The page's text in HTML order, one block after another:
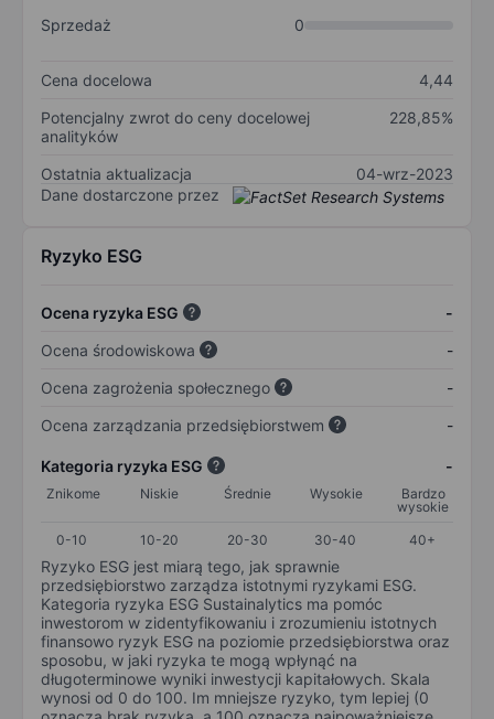
Sprzedaż
0
Cena docelowa
4,44
Potencjalny zwrot do ceny docelowej
analityków
228,85%
Ostatnia aktualizacja
04-wrz-2023
Dane dostarczone przez
Ryzyko ESG
Ocena ryzyka ESG
-
Ocena środowiskowa
-
Ocena zagrożenia społecznego
-
Ocena zarządzania przedsiębiorstwem
-
Kategoria ryzyka ESG -
Znikome Niskie Średnie Wysokie
Bardzo
wysokie
0-10
10-20 20-30 30-40 40+
Ryzyko ESG jest miarą tego, jak sprawnie
przedsiębiorstwo zarządza istotnymi ryzykami ESG.
Kategoria ryzyka ESG Sustainalytics ma pomóc
inwestorom w zidentyfikowaniu i zrozumieniu istotnych
finansowo ryzyk ESG na poziomie przedsiębiorstwa oraz
sposobu, w jaki ryzyka te mogą wpłynąć na
długoterminowe wyniki inwestycji kapitałowych. Skala
wynosi od 0 do 100. Im mniejsze ryzyko, tym lepiej (0